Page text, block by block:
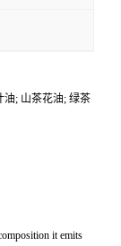
油; 山茶花油; 绿茶
it emits